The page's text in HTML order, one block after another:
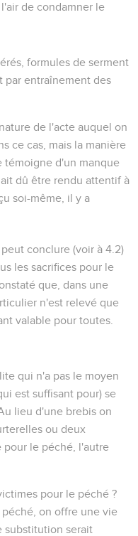
de condamner le
formules de serment
par entraînement des
nature de l'acte auquel on
ce cas, mais la manière
témoigne d'un manque
dû être rendu attentif à
soi-même, il y a
conclure (voir à4.2)
les sacrifices pour le
que, dans une
n'est relevé que
valable pour toutes.
qui n'a pas le moyen
est suffisant pour) se
lieu d'une brebis on
ou deux
pour le péché, l'autre
pour le péché ?
péché, on offre une vie
substitution serait